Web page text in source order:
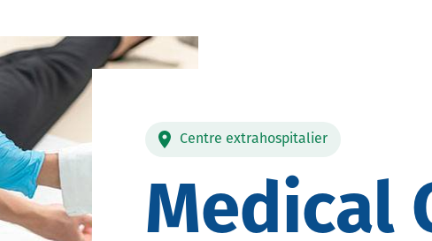
Centre extrahospitalier
Medical